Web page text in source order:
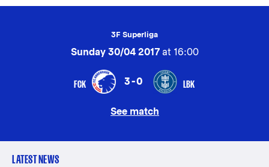
3F Superliga
Sunday 30/04 2017at 16:00
FCK 3-0 LBK
See match
LATEST NEWS